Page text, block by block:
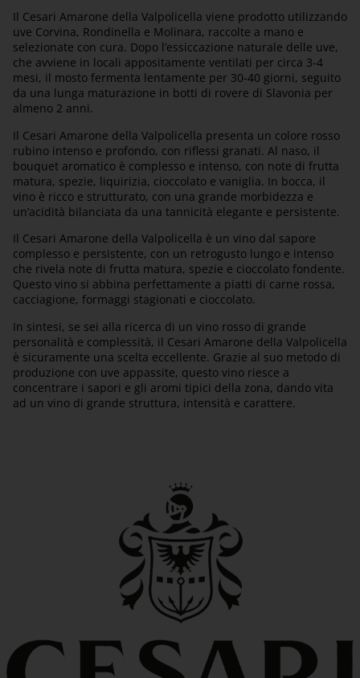
Il Cesari Amarone della Valpolicella viene prodotto utilizzando
uve Corvina, Rondinella e Molinara, raccolte a mano e
selezionate con cura. Dopo l’essiccazione naturale delle uve,
che avviene in locali appositamente ventilati per circa 3-4
mesi, il mosto fermenta lentamente per 30-40 giorni, seguito
da una lunga maturazione in botti di rovere di Slavonia per
almeno 2 anni.
Il Cesari Amarone della Valpolicella presenta un colore rosso
rubino intenso e profondo, con riflessi granati. Al naso, il
bouquet aromatico è complesso e intenso, con note di frutta
matura, spezie, liquirizia, cioccolato e vaniglia. In bocca, il
vino è ricco e strutturato, con una grande morbidezza e
un’acidità bilanciata da una tannicità elegante e persistente.
Il Cesari Amarone della Valpolicella è un vino dal sapore
complesso e persistente, con un retrogusto lungo e intenso
che rivela note di frutta matura, spezie e cioccolato fondente.
Questo vino si abbina perfettamente a piatti di carne rossa,
cacciagione, formaggi stagionati e cioccolato.
In sintesi, se sei alla ricerca di un vino rosso di grande
personalità e complessità, il Cesari Amarone della Valpolicella
è sicuramente una scelta eccellente. Grazie al suo metodo di
produzione con uve appassite, questo vino riesce a
concentrare i sapori e gli aromi tipici della zona, dando vita
ad un vino di grande struttura, intensità e carattere.